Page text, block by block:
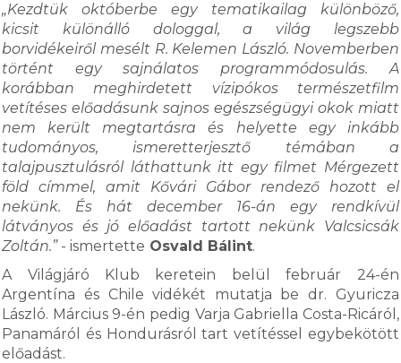
„Kezdtük októberbe egy tematikailag különböző,
kicsit különálló dologgal, a világ legszebb
borvidékeiről mesélt R. Kelemen László. Novemberben
történt egy sajnálatos programmódosulás. A
korábban meghirdetett vízipókos természetfilm
vetítéses előadásunk sajnos egészségügyi okok miatt
nem került megtartásra és helyette egy inkább
tudományos, ismeretterjesztő témában a
talajpusztulásról láthattunk itt egy filmet Mérgezett
föld címmel, amit Kővári Gábor rendező hozott el
nekünk. És hát december 16-án egy rendkívül
látványos és jó előadást tartott nekünk Valcsicsák
Zoltán.”- ismertette Osvald Bálint.
A Világjáró Klub keretein belül február 24-én
Argentína és Chile vidékét mutatja be dr. Gyuricza
László. Március 9-én pedig Varja Gabriella Costa-Ricáról,
Panamáról és Hondurásról tart vetítéssel egybekötött
előadást.